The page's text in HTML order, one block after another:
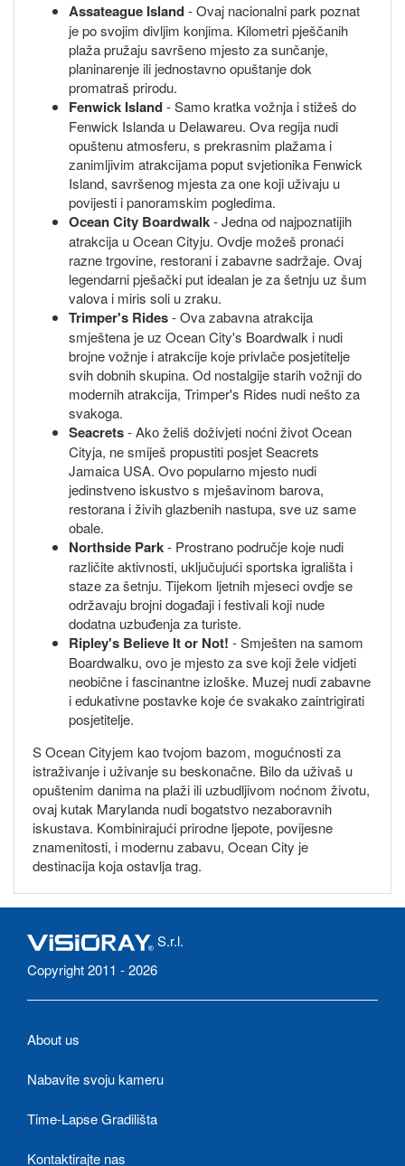
Assateague Island- Ovaj nacionalni park poznat
je po svojim divljim konjima. Kilometri pješčanih
plaža pružaju savršeno mjesto za sunčanje,
planinarenje ili jednostavno opuštanje dok
promatraš prirodu.
Fenwick Island- Samo kratka vožnja i stižeš do
Fenwick Islanda u Delawareu. Ova regija nudi
opuštenu atmosferu, s prekrasnim plažama i
zanimljivim atrakcijama poput svjetionika Fenwick
Island, savršenog mjesta za one koji uživaju u
povijesti i panoramskim pogledima.
Ocean City Boardwalk- Jedna od najpoznatijih
atrakcija u Ocean Cityju. Ovdje možeš pronaći
razne trgovine, restorani i zabavne sadržaje. Ovaj
legendarni pješački put idealan je za šetnju uz šum
valova i miris soli u zraku.
Trimper's Rides- Ova zabavna atrakcija
smještena je uz Ocean City's Boardwalk i nudi
brojne vožnje i atrakcije koje privlače posjetitelje
svih dobnih skupina. Od nostalgije starih vožnji do
modernih atrakcija, Trimper's Rides nudi nešto za
svakoga.
Seacrets- Ako želiš doživjeti noćni život Ocean
Cityja, ne smiješ propustiti posjet Seacrets
Jamaica USA. Ovo popularno mjesto nudi
jedinstveno iskustvo s mješavinom barova,
restorana i živih glazbenih nastupa, sve uz same
obale.
Northside Park- Prostrano područje koje nudi
različite aktivnosti, uključujući sportska igrališta i
staze za šetnju. Tijekom ljetnih mjeseci ovdje se
održavaju brojni događaji i festivali koji nude
dodatna uzbuđenja za turiste.
Ripley's Believe It or Not! - Smješten na samom
Boardwalku, ovo je mjesto za sve koji žele vidjeti
neobične i fascinantne izloške. Muzej nudi zabavne
i edukativne postavke koje će svakako zaintrigirati
posjetitelje.
S Ocean Cityjem kao tvojom bazom, mogućnosti za
istraživanje i uživanje su beskonačne. Bilo da uživaš u
opuštenim danima na plaži ili uzbudljivom noćnom životu,
ovaj kutak Marylanda nudi bogatstvo nezaboravnih
iskustava. Kombinirajući prirodne ljepote, povijesne
znamenitosti, i modernu zabavu, Ocean City je
destinacija koja ostavlja trag.
S.r.l.
Copyright 2011 - 2026
About us
Nabavite svoju kameru
Time-Lapse Gradilišta
Kontaktirajte nas